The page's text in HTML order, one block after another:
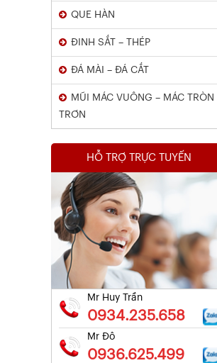
QUE HÀN
ĐINH SẮT – THÉP
ĐÁ MÀI – ĐÁ CẮT
MŨI MÁC VUÔNG – MÁC TRÒN
TRƠN
HỖ TRỢ TRỰC TUYẾN
Mr Huy Trần
0934.235.658
Mr Đô
0936.625.499
Kết Quả Thử Nghiệm Lưới Tô Tường
Kết Quả Thử Nghiệm Lưới Tô Tường
Xem chi tiết